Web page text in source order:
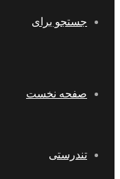
جستجو برای
صفحه نخست
تندرستی